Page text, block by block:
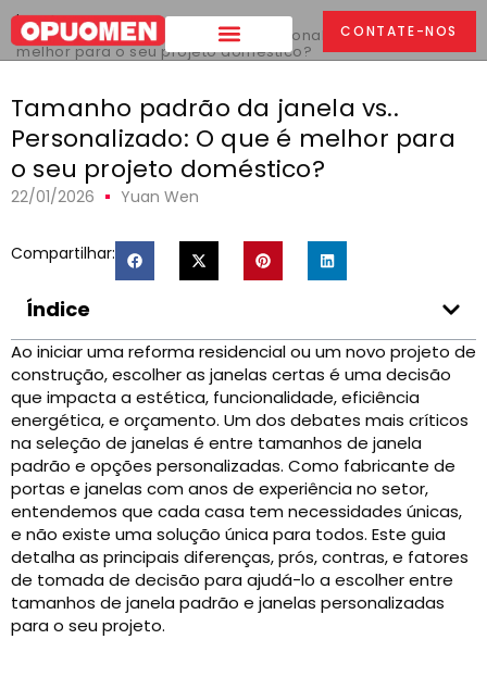
CONTATE-NOS
Lar >
Tamanho padrão da janela vs.. Personalizado: O que é
melhor para o seu projeto doméstico?
Tamanho padrão da janela vs..
Personalizado: O que é melhor para
o seu projeto doméstico?
22/01/2026 Yuan Wen
Compartilhar:
Índice
Ao iniciar uma reforma residencial ou um novo projeto de
construção, escolher as janelas certas é uma decisão
que impacta a estética, funcionalidade, eficiência
energética, e orçamento. Um dos debates mais críticos
na seleção de janelas é entre tamanhos de janela
padrão e opções personalizadas. Como fabricante de
portas e janelas com anos de experiência no setor,
entendemos que cada casa tem necessidades únicas,
e não existe uma solução única para todos. Este guia
detalha as principais diferenças, prós, contras, e fatores
de tomada de decisão para ajudá-lo a escolher entre
tamanhos de janela padrão e janelas personalizadas
para o seu projeto.